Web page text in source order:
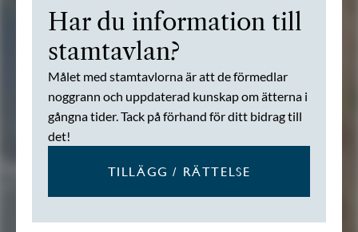
Har du information till
stamtavlan?
Målet med stamtavlorna är att de förmedlar
noggrann och uppdaterad kunskap om ätterna i
gångna tider. Tack på förhand för ditt bidrag till
det!
TILLÄGG / RÄTTELSE